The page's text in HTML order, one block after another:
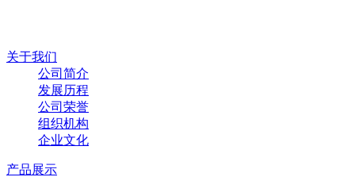
关于我们
公司简介
发展历程
公司荣誉
组织机构
企业文化
产品展示